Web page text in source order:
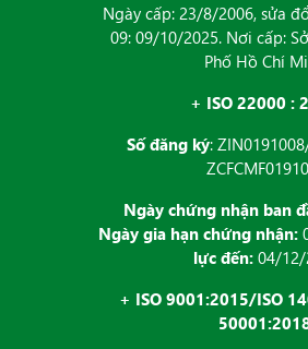
Ngày cấp: 23/8/2006, sửa
09: 09/10/2025. Nơi cấp:
Phố Hồ Chí
+ ISO 22000 :
Số đăng ký:
Ngày chứng nhận ban
Ngày gia hạn chứng nhận:
lực đến:04/12/
+ ISO 9001:2015/ISO